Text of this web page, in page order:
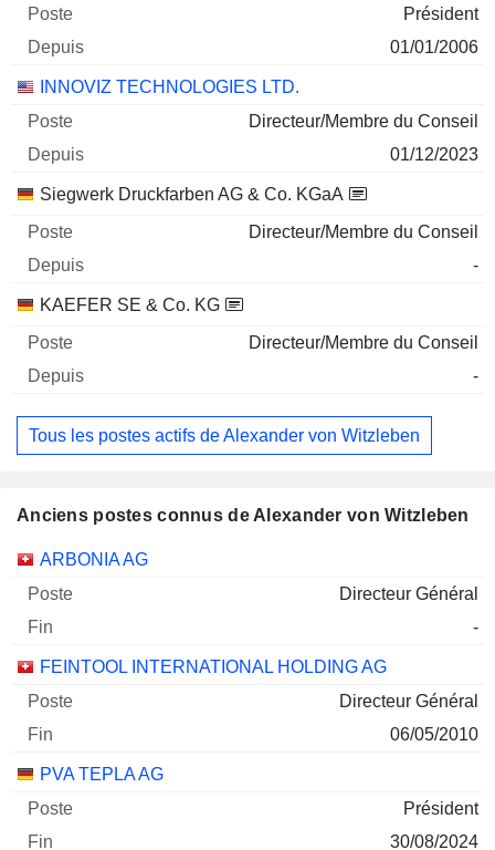
Président
01/01/2006
INNOVIZ TECHNOLOGIES LTD.
Directeur/Membre du Conseil
01/12/2023
Siegwerk Druckfarben AG & Co. KGaA
Directeur/Membre du Conseil
-
KAEFER SE & Co. KG
Directeur/Membre du Conseil
-
Tous les postes actifs de Alexander von Witzleben
Anciens postes connus de Alexander von Witzleben
Sociétés Poste
ARBONIA AG
Directeur Général
-
FEINTOOL INTERNATIONAL HOLDING AG
Directeur Général
06/05/2010
PVA TEPLA AG
Président
30/08/2024